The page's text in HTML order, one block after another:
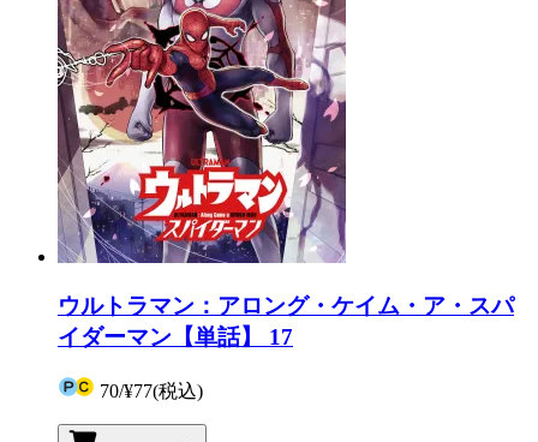
ウルトラマン：アロング・ケイム・ア・スパ
イダーマン【単話】 17
70/¥77(税込)